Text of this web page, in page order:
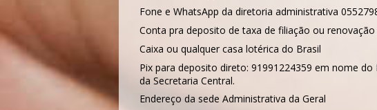
Fone e WhatsApp da diretoria administrativa
Conta pra deposito de taxa de filiação ou
Caixa ou qualquer casa lotérica do Brasil
Pix para deposito direto: 91991224359 em nome
da Secretaria Central.
Endereço da sede Administrativa da Geral